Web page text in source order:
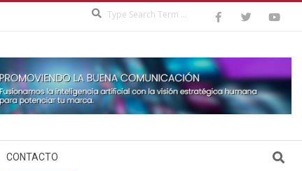
CONTACTO Search